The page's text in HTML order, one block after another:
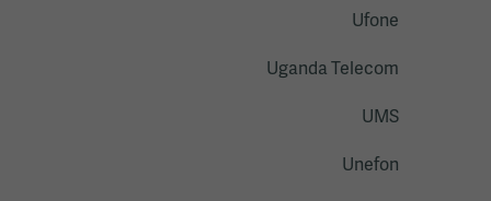
Ufone
Uganda Telecom
UMS
Unefon